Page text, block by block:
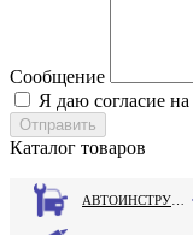
Сообщение
Я даю согласие на
Каталог товаров